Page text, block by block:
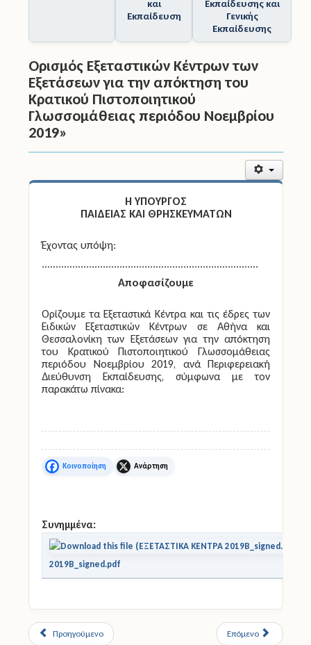
Υποστήριξη
Ορισμός Εξεταστικών Κέντρων των
Εξετάσεων για την απόκτηση του
Κρατικού Πιστοποιητικού
Γλωσσομάθειας περιόδου Νοεμβρίου
2019»
..............................................................................
Ειδικών Εξεταστικών Κέντρων σε Αθήνα και
Θεσσαλονίκη των Εξετάσεων για την απόκτηση
περιόδου Νοεμβρίου 2019, ανά Περιφερειακή
Διεύθυνση Εκπαίδευσης, σύμφωνα με τον
παρακάτω πίνακα:
Συνημμένα:
Προηγούμενο Επόμενο